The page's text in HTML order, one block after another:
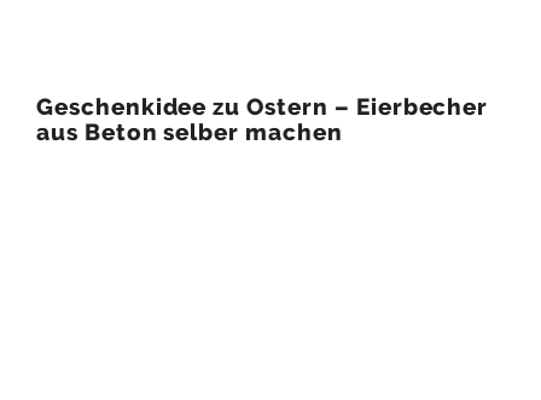
Geschenkidee zu Ostern – Eierbecher
aus Beton selber machen